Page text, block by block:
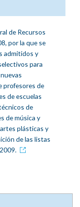
de Recursos
por la que se
admitidos y
para
profesores de
de escuelas
de
de música y
plásticas y
de las listas